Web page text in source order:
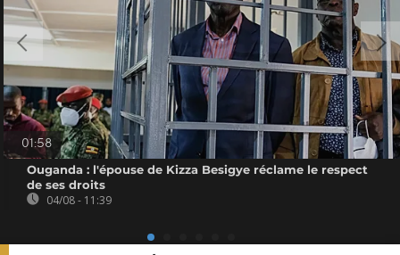
01:58
Ouganda : l'épouse de Kizza Besigye réclame le respect
de ses droits
04/08 - 11:39